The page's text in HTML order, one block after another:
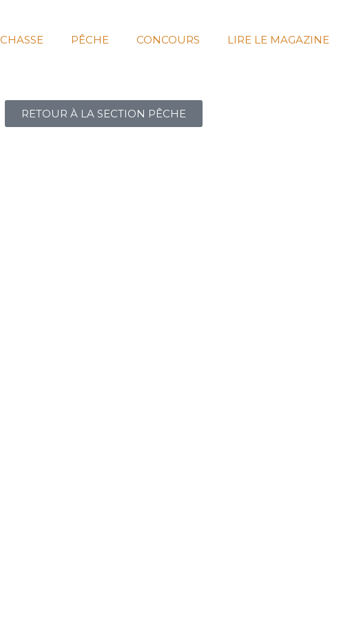
CHASSE PÊCHE CONCOURS LIRE LE MAGAZINE
RETOUR À LA SECTION PÊCHE